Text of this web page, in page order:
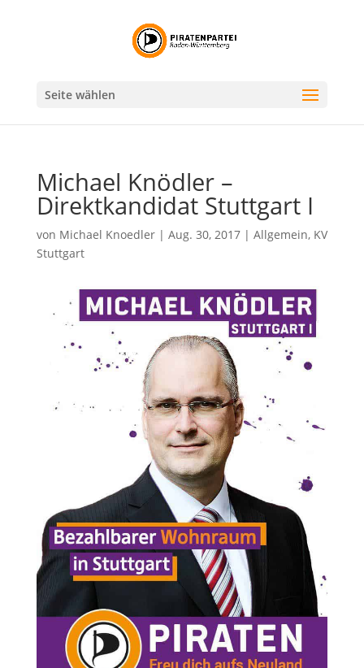
Seite wählen
Michael Knödler –
Direktkandidat Stuttgart I
von Michael Knoedler| Aug. 30, 2017| Allgemein, KV
Stuttgart